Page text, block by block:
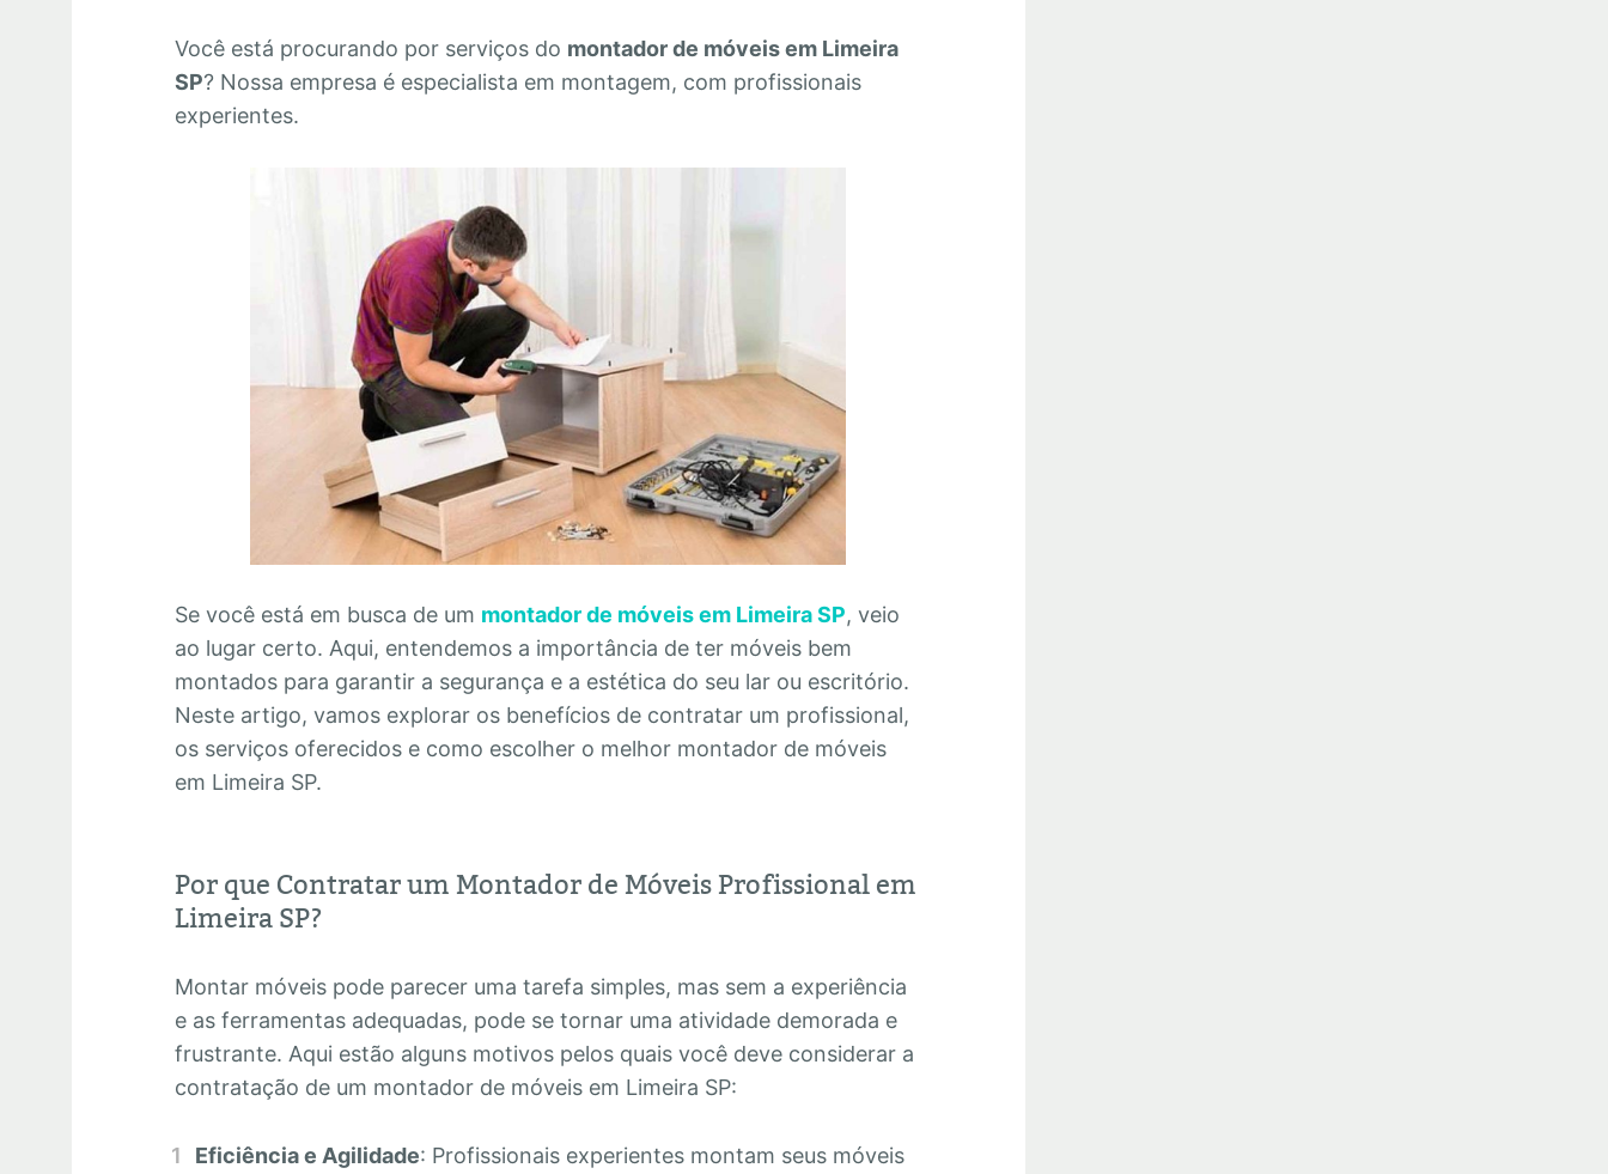
Você está procurando por serviços do montador de móveis em Limeira
SP? Nossa empresa é especialista em montagem, com profissionais
experientes.
Se você está em busca de um montador de móveis em Limeira SP, veio
ao lugar certo. Aqui, entendemos a importância de ter móveis bem
montados para garantir a segurança e a estética do seu lar ou escritório.
Neste artigo, vamos explorar os benefícios de contratar um profissional,
os serviços oferecidos e como escolher o melhor montador de móveis
em Limeira SP.
Por que Contratar um Montador de Móveis Profissional em
Limeira SP?
Montar móveis pode parecer uma tarefa simples, mas sem a experiência
e as ferramentas adequadas, pode se tornar uma atividade demorada e
frustrante. Aqui estão alguns motivos pelos quais você deve considerar a
contratação de um montador de móveis em Limeira SP:
Eficiência e Agilidade: Profissionais experientes montam seus móveis